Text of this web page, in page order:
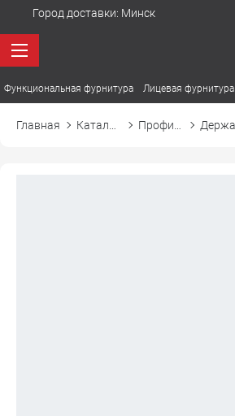
Город доставки: Минск
Функциональная фурнитура Лицевая фурнитура
Главная